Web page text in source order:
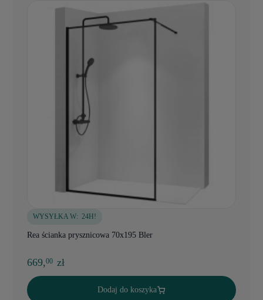
WYSYŁKA W: 24H!
Rea ścianka prysznicowa 70x195 Bler
669,00 zł
Dodaj do koszyka